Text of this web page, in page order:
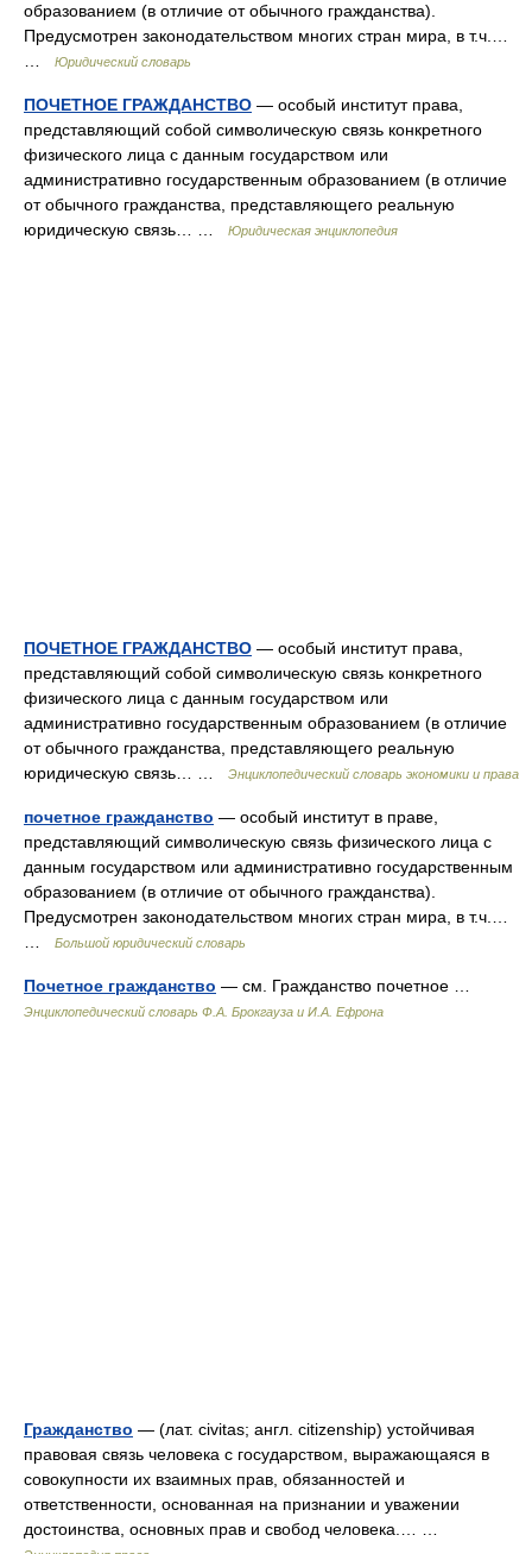
образованием (в отличие от обычного гражданства).
Предусмотрен законодательством многих стран мира, в т.ч.…
Юридический словарь
ПОЧЕТНОЕ ГРАЖДАНСТВО — особый институт права,
представляющий собой символическую связь конкретного
физического лица с данным государством или
административно государственным образованием (в отличие
от обычного гражданства, представляющего реальную
юридическую связь… …
Юридическая энциклопедия
ПОЧЕТНОЕ ГРАЖДАНСТВО — особый институт права,
представляющий собой символическую связь конкретного
физического лица с данным государством или
административно государственным образованием (в отличие
от обычного гражданства, представляющего реальную
юридическую связь… …
Энциклопедический словарь экономики и права
почетное гражданство — особый институт в праве,
представляющий символическую связь физического лица с
данным государством или административно государственным
образованием (в отличие от обычного гражданства).
Предусмотрен законодательством многих стран мира, в т.ч.…
Большой юридический словарь
Почетное гражданство — см. Гражданство почетное …
Энциклопедический словарь Ф.А. Брокгауза и И.А. Ефрона
Гражданство — (лат. civitas; англ. citizenship) устойчивая
правовая связь человека с государством, выражающаяся в
совокупности их взаимных прав, обязанностей и
ответственности, основанная на признании и уважении
достоинства, основных прав и свобод человека.… …